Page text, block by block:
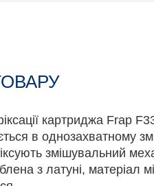
картриджа Frap
в однозахватному
змішувальний
з латуні, матеріал